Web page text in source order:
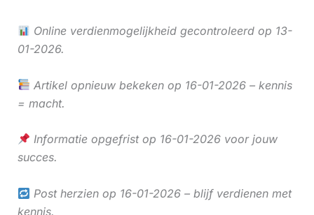
Online verdienmogelijkheid gecontroleerd op 13-
01-2026.
Artikel opnieuw bekeken op 16-01-2026 – kennis
= macht.
Informatie opgefrist op 16-01-2026 voor jouw
succes.
Post herzien op 16-01-2026 – blijf verdienen met
kennis.